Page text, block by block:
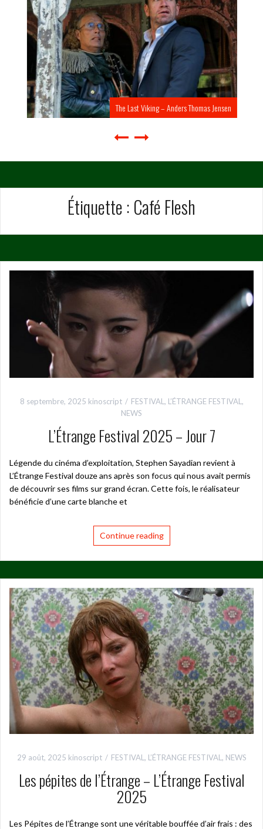
The Last Viking – Anders Thomas Jensen
Étiquette : Café Flesh
8 septembre, 2025 kinoscript FESTIVAL , L’ÉTRANGE FESTIVAL ,
NEWS
L’Étrange Festival 2025 – Jour 7
Légende du cinéma d’exploitation, Stephen Sayadian revient à
L’Étrange Festival douze ans après son focus qui nous avait permis
de découvrir ses films sur grand écran. Cette fois, le réalisateur
bénéficie d’une carte blanche et
Continue reading
29 août, 2025 kinoscript FESTIVAL , L’ÉTRANGE FESTIVAL , NEWS
Les pépites de l’Étrange – L’Étrange Festival
2025
Les Pépites de l’Étrange sont une véritable bouffée d’air frais : des